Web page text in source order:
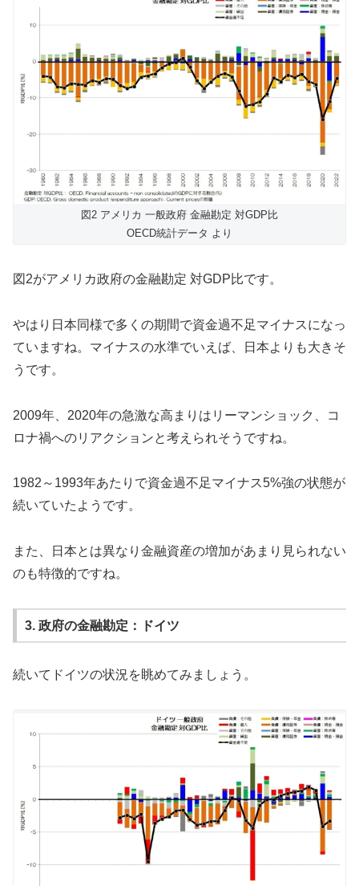
図2 アメリカ 一般政府 金融勘定 対GDP比
OECD統計データ より
図2がアメリカ政府の金融勘定 対GDP比です。
やはり日本同様で多くの期間で資金過不足マイナスになっ
ていますね。マイナスの水準でいえば、日本よりも大きそ
うです。
2009年、2020年の急激な高まりはリーマンショック、コ
ロナ禍へのリアクションと考えられそうですね。
1982～1993年あたりで資金過不足マイナス5%強の状態が
続いていたようです。
また、日本とは異なり金融資産の増加があまり見られない
のも特徴的ですね。
3. 政府の金融勘定：ドイツ
続いてドイツの状況を眺めてみましょう。